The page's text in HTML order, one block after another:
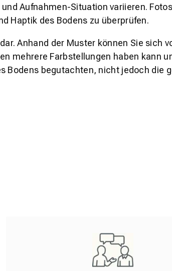
Aufnahmen-Situation variieren.
Haptik des Bodens zu überprüfen.
Anhand der Muster können Sie sich
mehrere Farbstellungen haben kann
Bodens begutachten, nicht jedoch die